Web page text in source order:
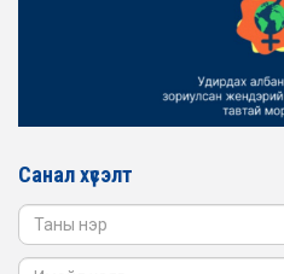
ЖЕНДЭРИЙН
ТӨЛӨӨЛӨЛ
Санал хүсэлт